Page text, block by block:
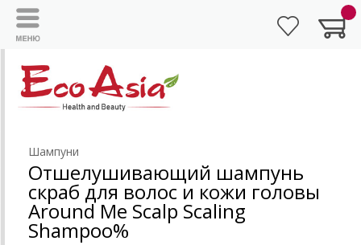
Шампуни
Отшелушивающий шампунь
скраб для волос и кожи головы
Around Me Scalp Scaling
Shampoo%